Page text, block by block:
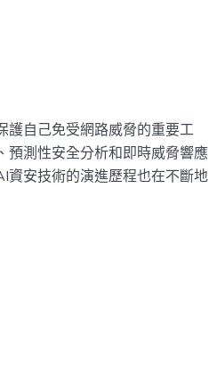
護自己免受網路威脅的重要工
預測性安全分析和即時威脅響應
資安技術的演進歷程也在不斷地